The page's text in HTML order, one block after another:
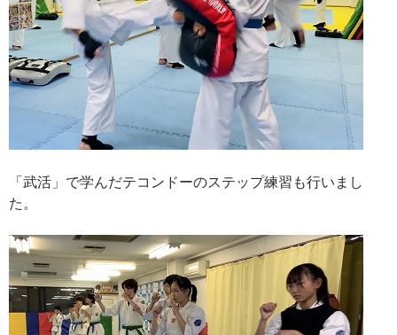
「武活」で学んだテコンドーのステップ練習も行いまし
た。